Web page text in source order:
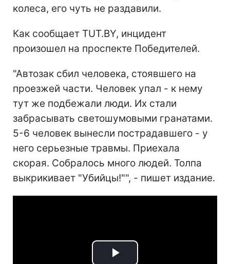
колеса, его чуть не раздавили.
Как сообщает TUT.BY, инцидент
произошел на проспекте Победителей.
"Автозак сбил человека, стоявшего на
проезжей части. Человек упал - к нему
тут же подбежали люди. Их стали
забрасывать светошумовыми гранатами.
5-6 человек вынесли пострадавшего - у
него серьезные травмы. Приехала
скорая. Собралось много людей. Толпа
выкрикивает "Убийцы!"", - пишет издание.